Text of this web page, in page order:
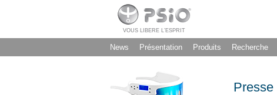
VOUS LIBERE L’ESPRIT
News Présentation Produits Recherche
Presse